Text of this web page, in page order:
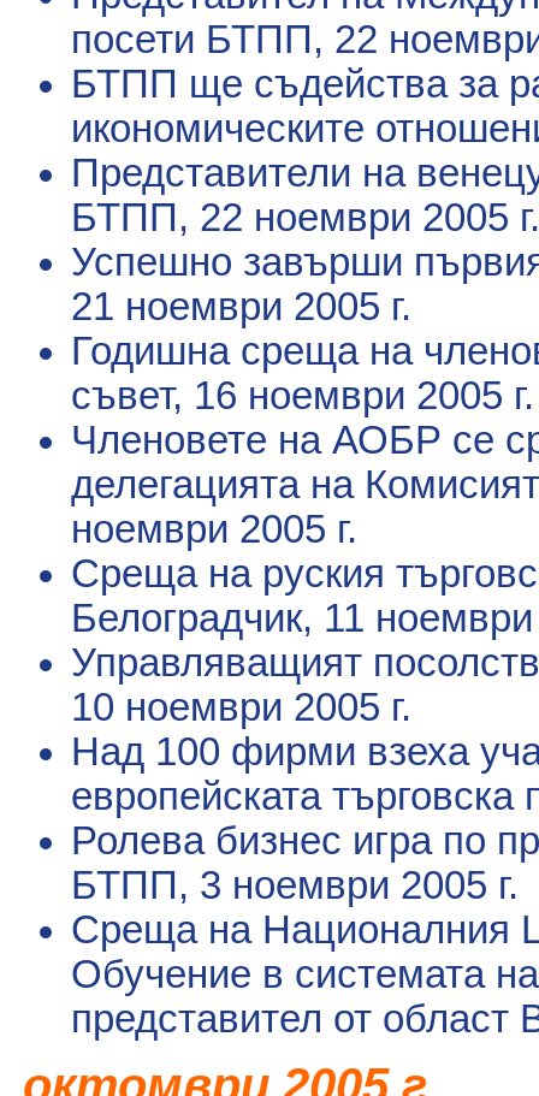
посети БТПП, 22
БТПП ще съдейства за
икономическите
Представители на
БТПП, 22 ноември 2005 г.
Успешно завърши
21 ноември 2005 г.
Годишна среща на
съвет, 16 ноември 2005 г.
Членовете на АОБР се
делегацията на
ноември 2005 г.
Среща на руския
Белоградчик, 11 ноември
Управляващият
10 ноември 2005 г.
Над 100 фирми взеха
европейската търговска
Ролева бизнес игра по
БТПП, 3 ноември 2005 г.
Среща на Националния
Обучение в системата
представител от област